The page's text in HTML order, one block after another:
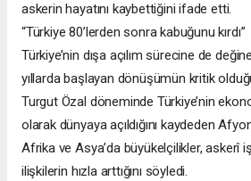
askerin hayatını kaybettiğini ifade etti.
“Türkiye 80’lerden sonra kabuğunu kırdı”
Türkiye’nin dışa açılım sürecine de
yıllarda başlayan dönüşümün kritik
Turgut Özal döneminde Türkiye’nin
olarak dünyaya açıldığını kaydeden
Afrika ve Asya’da büyükelçilikler, askerî
ilişkilerin hızla arttığını söyledi.